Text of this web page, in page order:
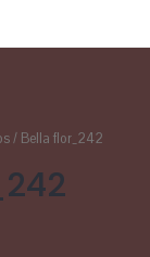
/ Bella flor_242